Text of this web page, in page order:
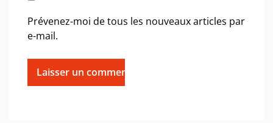
Prévenez-moi de tous les nouveaux articles par
e-mail.